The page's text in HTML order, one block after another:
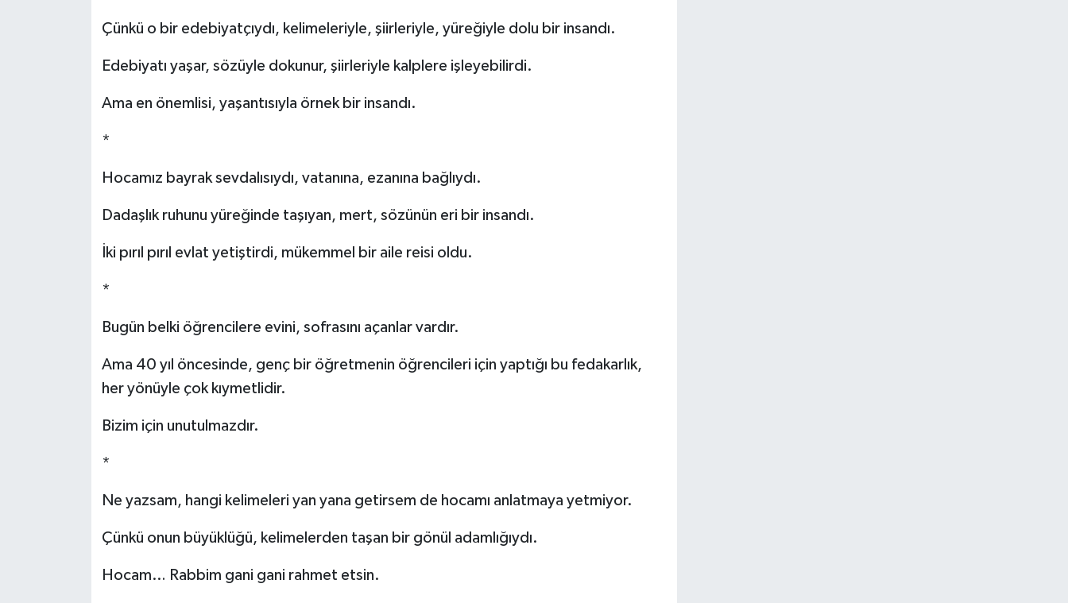
Çünkü o bir edebiyatçıydı, kelimeleriyle, şiirleriyle, yüreğiyle dolu bir insandı.
Edebiyatı yaşar, sözüyle dokunur, şiirleriyle kalplere işleyebilirdi.
Ama en önemlisi, yaşantısıyla örnek bir insandı.
*
Hocamız bayrak sevdalısıydı, vatanına, ezanına bağlıydı.
Dadaşlık ruhunu yüreğinde taşıyan, mert, sözünün eri bir insandı.
İki pırıl pırıl evlat yetiştirdi, mükemmel bir aile reisi oldu.
*
Bugün belki öğrencilere evini, sofrasını açanlar vardır.
Ama 40 yıl öncesinde, genç bir öğretmenin öğrencileri için yaptığı bu fedakarlık,
her yönüyle çok kıymetlidir.
Bizim için unutulmazdır.
*
Ne yazsam, hangi kelimeleri yan yana getirsem de hocamı anlatmaya yetmiyor.
Çünkü onun büyüklüğü, kelimelerden taşan bir gönül adamlığıydı.
Hocam… Rabbim gani gani rahmet etsin.